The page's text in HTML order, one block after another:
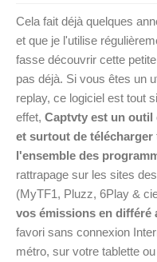
Cela fait déjà quelques
et que je l'utilise
fasse découvrir cette
pas déjà. Si vous êtes un
replay, ce logiciel est tout
effet, Captvty est un
et surtout de télécharger
l'ensemble des
rattrapage sur les sites
(MyTF1, Pluzz, 6Play &
vos émissions en différé
favori sans connexion
métro, sur votre tablette